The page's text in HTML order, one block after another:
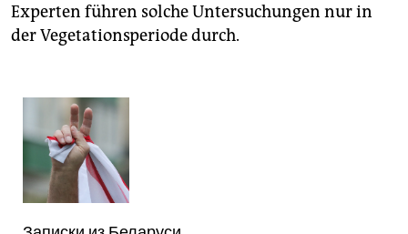
Experten führen solche Untersuchungen nur in
der Vegetationsperiode durch.